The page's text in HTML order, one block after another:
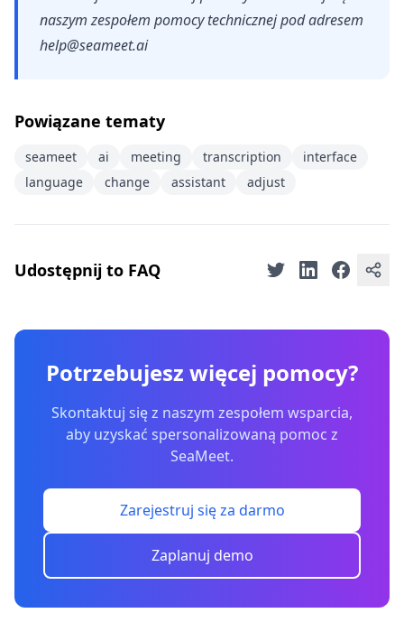
naszym zespołem pomocy technicznej pod adresem
help@seameet.ai
Powiązane tematy
seameet ai meeting transcription
interface
language
change assistant adjust
Udostępnij to FAQ
Potrzebujesz więcej pomocy?
Skontaktuj się z naszym zespołem wsparcia,
aby uzyskać spersonalizowaną pomoc z
SeaMeet.
Zarejestruj się za darmo
Zaplanuj demo